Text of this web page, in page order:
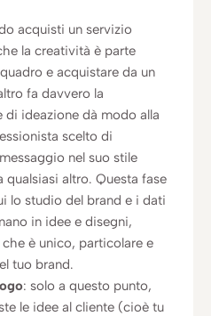
acquisti un servizio
la creatività è parte
e acquistare da un
fa davvero la
di ideazione dà modo alla
scelto di
nel suo stile
qualsiasi altro. Questa fase
lo studio del brand e i dati
in idee e disegni,
è unico, particolare e
tuo brand.
: solo a questo punto,
le idee al cliente (cioè tu